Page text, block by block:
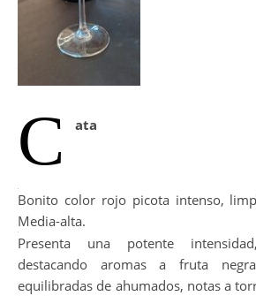
C ata
Bonito color rojo picota intenso,
Media-alta.
Presenta una potente
destacando aromas a fruta
equilibradas de ahumados, notas a